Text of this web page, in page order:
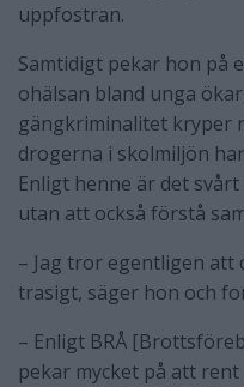
uppfostran.
Samtidigt pekar hon på
ohälsan bland unga
gängkriminalitet kryper
drogerna i skolmiljön
Enligt henne är det
utan att också förstå
– Jag tror egentligen att
trasigt, säger hon och
– Enligt BRÅ
pekar mycket på att